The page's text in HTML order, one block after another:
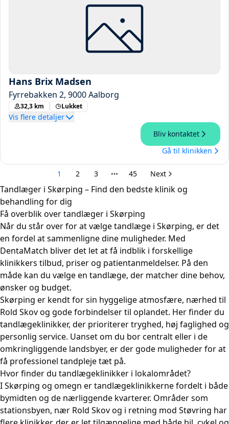
Tandlæger i Skørping – Find den bedste klinik og
behandling for dig
Få overblik over tandlæger i Skørping
Når du står over for at vælge tandlæge i Skørping, er det
en fordel at sammenligne dine muligheder. Med
DentaMatch bliver det let at få indblik i forskellige
klinikkers tilbud, priser og patientanmeldelser. På den
måde kan du vælge en tandlæge, der matcher dine behov,
ønsker og budget.
Skørping er kendt for sin hyggelige atmosfære, nærhed til
Rold Skov og gode forbindelser til oplandet. Her finder du
tandlægeklinikker, der prioriterer tryghed, høj faglighed og
personlig service. Uanset om du bor centralt eller i de
omkringliggende landsbyer, er der gode muligheder for at
få professionel tandpleje tæt på.
Hvor finder du tandlægeklinikker i lokalområdet?
I Skørping og omegn er tandlægeklinikkerne fordelt i både
bymidten og de nærliggende kvarterer. Områder som
stationsbyen, nær Rold Skov og i retning mod Støvring har